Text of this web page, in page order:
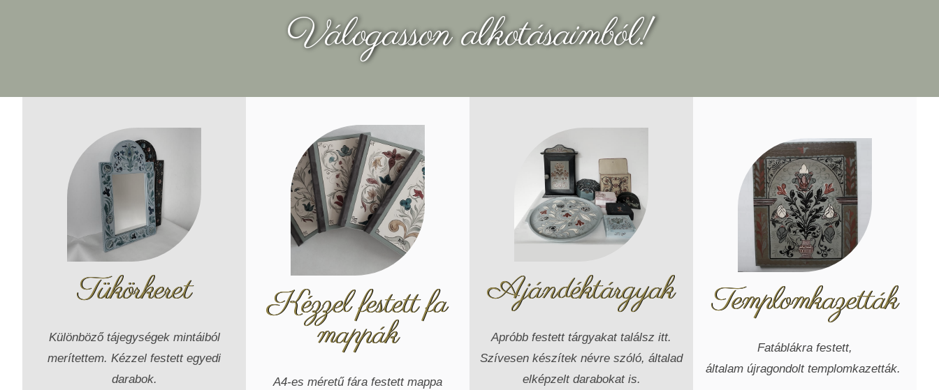
Válogasson alkotásaimból!
Tükörkeret
Különböző tájegységek mintáiból
merítettem. Kézzel festett egyedi
darabok.
Kézzel festett fa
mappák
A4-es méretű fára festett mappa
Ajándéktárgyak
Apróbb festett tárgyakat találsz itt.
Szívesen készítek névre szóló, általad
elképzelt darabokat is.
Templomkazetták
Fatáblákra festett,
általam újragondolt templomkazetták.